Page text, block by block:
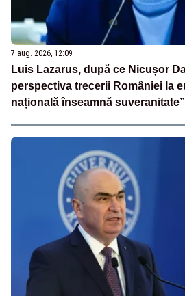
7 aug. 2026, 12:09
Luis Lazarus, după ce Nicușor
perspectiva trecerii României la
națională înseamnă suveranitate”